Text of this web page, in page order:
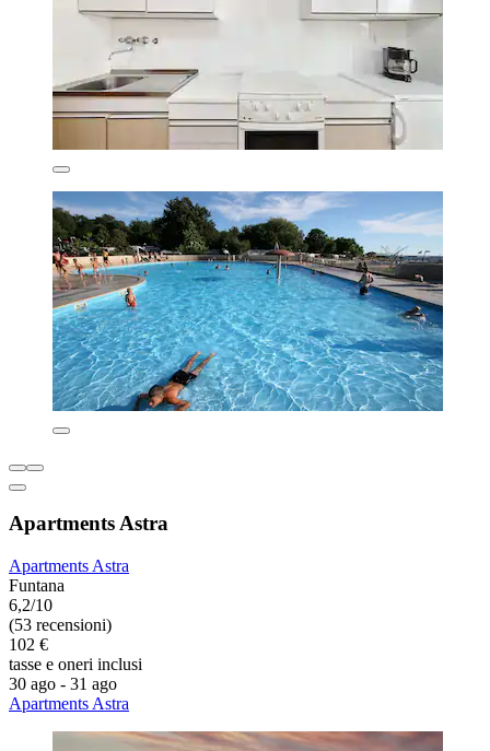
Apartments Astra
Apartments Astra
Funtana
6,2/10
(53 recensioni)
102 €
tasse e oneri inclusi
30 ago - 31 ago
Apartments Astra